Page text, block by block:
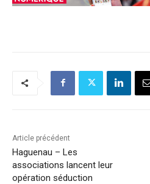
Article précédent
Haguenau – Les
associations lancent leur
opération séduction